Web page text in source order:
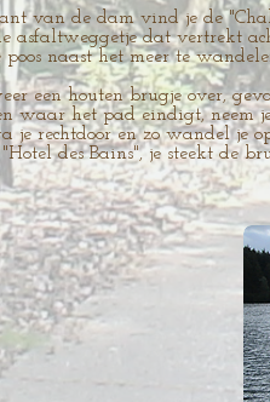
van de dam vind je de
asfaltweggetje dat vertrekt
poos naast het meer te
een houten brugje over,
waar het pad eindigt, neem
je rechtdoor en zo wandel je
des Bains", je steekt de